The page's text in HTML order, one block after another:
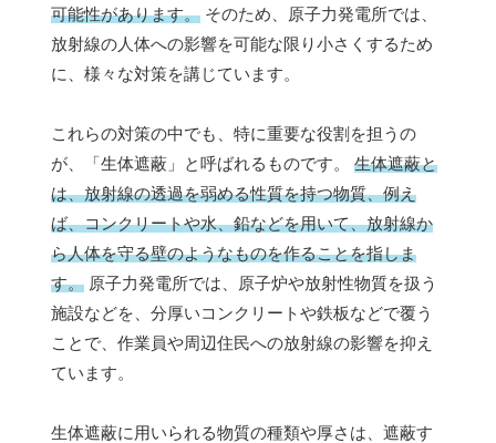
可能性があります。 そのため、原子力発電所では、
放射線の人体への影響を可能な限り小さくするため
に、様々な対策を講じています。
これらの対策の中でも、特に重要な役割を担うの
が、「生体遮蔽」と呼ばれるものです。 生体遮蔽と
は、放射線の透過を弱める性質を持つ物質、例え
ば、コンクリートや水、鉛などを用いて、放射線か
ら人体を守る壁のようなものを作ることを指しま
す。 原子力発電所では、原子炉や放射性物質を扱う
施設などを、分厚いコンクリートや鉄板などで覆う
ことで、作業員や周辺住民への放射線の影響を抑え
ています。
生体遮蔽に用いられる物質の種類や厚さは、遮蔽す